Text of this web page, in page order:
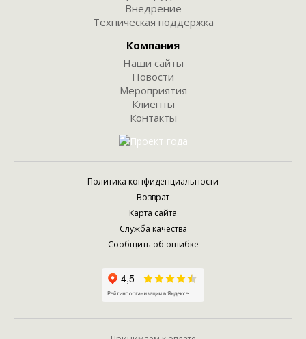
Внедрение
Техническая поддержка
Компания
Наши сайты
Новости
Мероприятия
Клиенты
Контакты
Политика конфиденциальности
Возврат
Карта сайта
Служба качества
Сообщить об ошибке